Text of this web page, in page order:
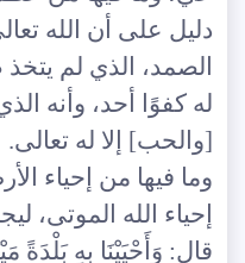
دليل على أن الله
الصمد، الذي لم
له كفوًا أحد، وأنه
[والحب] إلا له تعالى.
وما فيها من إحياء
إحياء الله الموتى،
قال: وَأَحْيَيْنَا بِهِ بَلْدَةً